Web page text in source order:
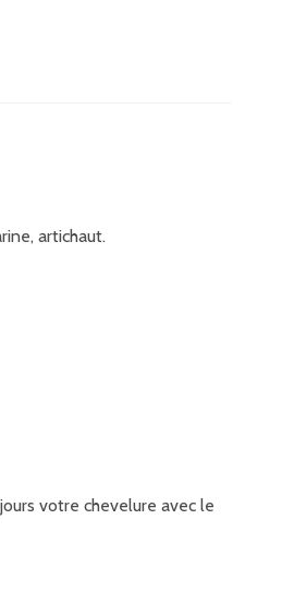
artichaut.
votre chevelure avec le